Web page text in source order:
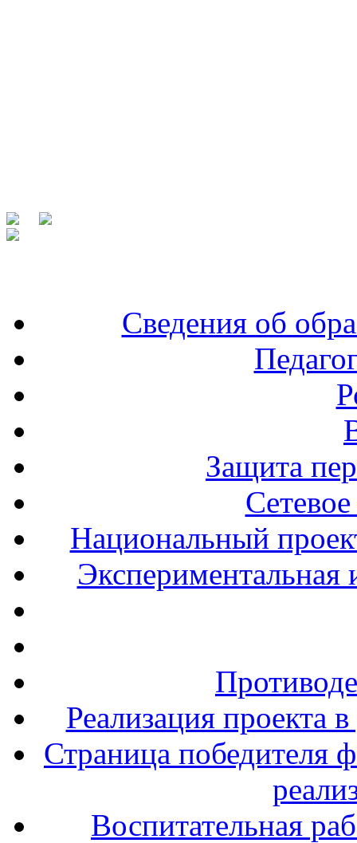
Сведения об
Защита
Национальный
Экспериментальная
Реализация проекта
Страница победителя
Воспитательная